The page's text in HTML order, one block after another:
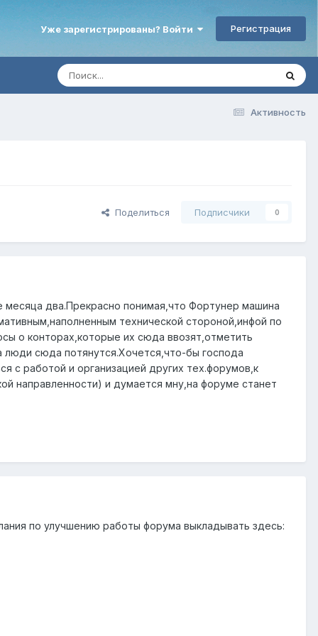
Уже зарегистрированы? Войти Регистрация
Активность
Поделиться Подписчики 0
два.Прекрасно понимая,что Фортунер машина
технической стороной,инфой по
о конторах,которые их сюда ввозят,отметить
люди сюда потянутся.Хочется,что-бы господа
с работой и организацией других тех.форумов,к
направленности) и думается мну,на форуме станет
по улучшению работы форума выкладывать здесь: